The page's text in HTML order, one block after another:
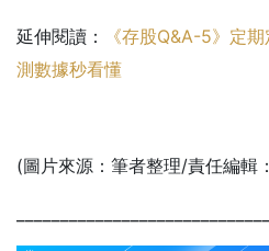
延伸閱讀：
《存股Q&A-5》定
測數據秒看懂
(圖片來源：筆者整理/責任編輯